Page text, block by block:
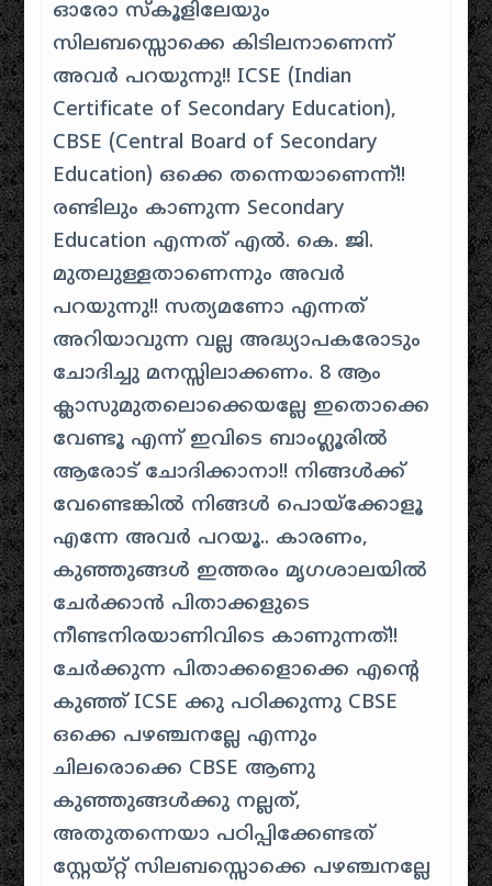
ഓരോ സ്കൂളിലേയും
സിലബസ്സൊക്കെ കിടിലനാണെന്ന്
അവർ പറയുന്നു!! ICSE (Indian
Certificate of Secondary Education),
CBSE (Central Board of Secondary
Education) ഒക്കെ തന്നെയാണെന്ന്!!
രണ്ടിലും കാണുന്ന Secondary
Education എന്നത് എൽ. കെ. ജി.
മുതലുള്ളതാണെന്നും അവർ
പറയുന്നു!! സത്യമണോ എന്നത്
അറിയാവുന്ന വല്ല അദ്ധ്യാപകരോടും
ചോദിച്ചു മനസ്സിലാക്കണം. 8 ആം
ക്ലാസുമുതലൊക്കെയല്ലേ ഇതൊക്കെ
വേണ്ടൂ എന്ന് ഇവിടെ ബാംഗ്ലൂരിൽ
ആരോട് ചോദിക്കാനാ!! നിങ്ങൾക്ക്
വേണ്ടെങ്കിൽ നിങ്ങൾ പൊയ്ക്കോളൂ
എന്നേ അവർ പറയൂ.. കാരണം,
കുഞ്ഞുങ്ങൾ ഇത്തരം മൃഗശാലയിൽ
ചേർക്കാൻ പിതാക്കളുടെ
നീണ്ടനിരയാണിവിടെ കാണുന്നത്!!
ചേർക്കുന്ന പിതാക്കളൊക്കെ എന്റെ
കുഞ്ഞ് ICSE ക്കു പഠിക്കുന്നു CBSE
ഒക്കെ പഴഞ്ചനല്ലേ എന്നും
ചിലരൊക്കെ CBSE ആണു
കുഞ്ഞുങ്ങൾക്കു നല്ലത്,
അതുതന്നെയാ പഠിപ്പിക്കേണ്ടത്
സ്റ്റേയ്റ്റ് സിലബസ്സൊക്കെ പഴഞ്ചനല്ലേ